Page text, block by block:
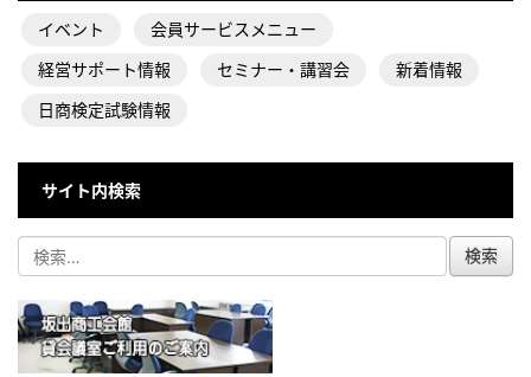
イベント
会員サービスメニュー
経営サポート情報
セミナー・講習会
新着情報
日商検定試験情報
サイト内検索